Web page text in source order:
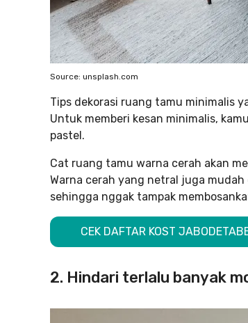
Source: unsplash.com
Tips dekorasi ruang tamu minimalis
Untuk memberi kesan minimalis,
pastel.
Cat ruang tamu warna cerah akan
Warna cerah yang netral juga
sehingga nggak tampak
CEK DAFTAR KOST
2. Hindari terlalu banyak